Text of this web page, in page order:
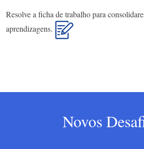
Resolve a ficha de trabalho para
aprendizagens.
Novos